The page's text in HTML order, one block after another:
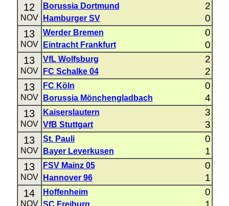
12
NOV
Borussia Dortmund 2
Hamburger SV 0
13
NOV
Werder Bremen 0
Eintracht Frankfurt 0
13
NOV
VfL Wolfsburg 2
FC Schalke 04 2
13
NOV
FC Köln 0
Borussia Mönchengladbach 4
13
NOV
Kaiserslautern 3
VfB Stuttgart 3
13
NOV
St. Pauli 0
Bayer Leverkusen 1
13
NOV
FSV Mainz 05 0
Hannover 96 1
14
NOV
Hoffenheim 0
SC Freiburg